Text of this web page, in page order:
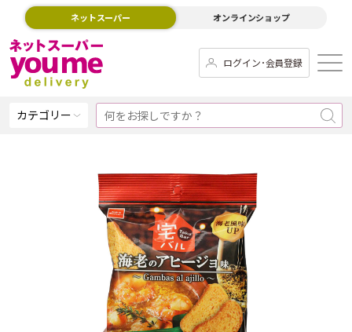
ネットスーパー オンラインショップ
ログイン･会員登録
カテゴリー